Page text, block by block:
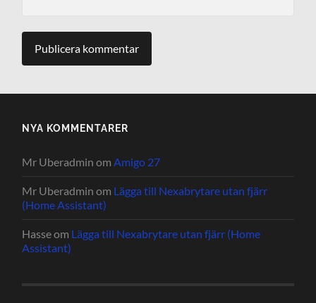
NYA KOMMENTARER
Mr Uberadmin omAmigo 27
Mr Uberadmin om Lägga till Nexabrytare utan fjärr
(Home Assistant)
Hasseom Lägga till Nexabrytare utan fjärr (Home
Assistant)